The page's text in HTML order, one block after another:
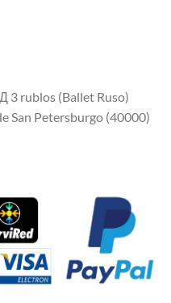
3 rublos (Ballet Ruso)
San Petersburgo (40000)